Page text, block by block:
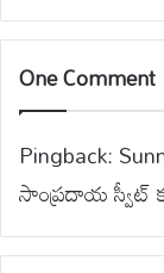
One Comment
Pingback:
సాంప్రదాయ స్వీట్